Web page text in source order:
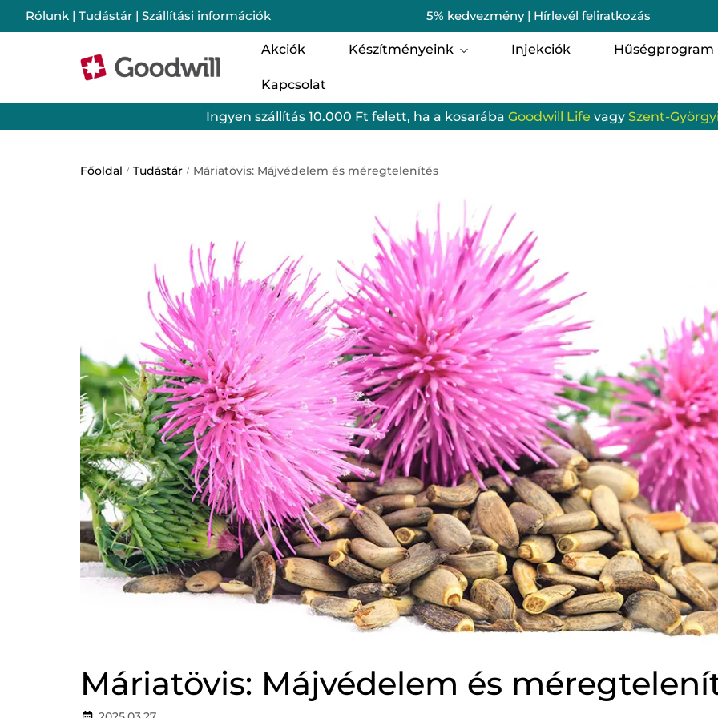
Rólunk | Tudástár | Szállítási információk 5% kedvezmény | Hírlevél feliratkozás
Akciók Készítményeink
Csomagok Szent-Györgyi Albert
Mozgásszervi termékek
Légzés
Babatervezés
Szellemi frissesség és egyensúly
Goodwill Life termékek Vérkeringés
Testsúlykontroll Haj, bőr, köröm
Pajzsmirigy Speciális támogatás
Vény nélkül kapható gyógyszerek
Injekciók Hűségprogram
Kapcsolat
Ingyen szállítás 10.000 Ft felett, ha a kosarába Goodwill Life vagy Szent-
Főoldal / Tudástár / Máriatövis: Májvédelem és méregtelenítés
Máriatövis: Májvédelem és